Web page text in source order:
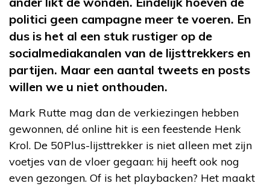
politici geen campagne meer te voeren. En
dus is het al een stuk rustiger op de
socialmediakanalen van de lijsttrekkers en
partijen. Maar een aantal tweets en posts
willen we u niet onthouden.
Mark Rutte mag dan de verkiezingen hebben
gewonnen, dé online hit is een feestende Henk
Krol. De 50Plus-lijsttrekker is niet alleen met zijn
voetjes van de vloer gegaan: hij heeft ook nog
even gezongen. Of is het playbacken? Het maakt